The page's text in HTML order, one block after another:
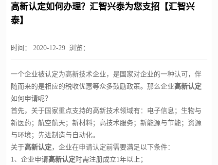
高新认定如何办理？汇智兴泰为您支招【汇智兴
泰】
时间： 2020-12-29 浏览：
一个企业被认定为高新技术企业，是国家对企业的一种认可，伴
随而来的是相应的税收优惠等众多鼓励政策。那么企业高新认定
如何申请呢？
首先，关于国家重点支持的高新技术领域有：电子信息；生物与
新医药；航空航天；新材料；高技术服务；新能源与节能；资源
与环境；先进制造与自动化。
关于高新认定，企业在申请认定前需要满足以下条件：
1、企业申请高新认定时需注册成立1年以上；